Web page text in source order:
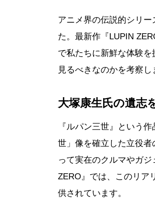
アニメ界の伝説的シリ
た。最新作『LUPIN
で私たちに新鮮な体験
見るべきなのかを考察し
大塚康生氏の遺志
『ルパン三世』という
世」像を確立した立役
って実在のクルマやガ
ZERO』では、このリア
供されています。